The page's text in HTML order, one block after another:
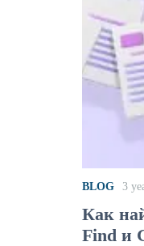
BLOG 3
Как
Find и